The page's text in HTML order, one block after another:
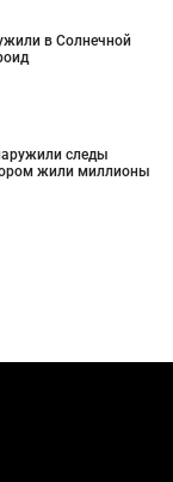
в Солнечной
следы
жили миллионы